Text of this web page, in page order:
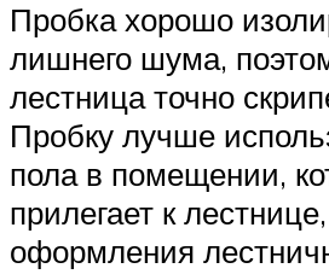
Пробка хорошо
лишнего шума,
лестница точно
Пробку лучше
пола в помещении,
прилегает к
оформления